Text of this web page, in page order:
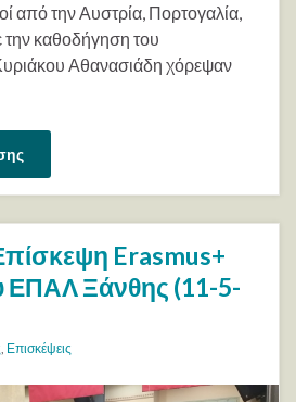
από την Αυστρία, Πορτογαλία,
την καθοδήγηση του
Αθανασιάδη χόρεψαν
Erasmus+
ΕΠΑΛ Ξάνθης (11-5-
, Επισκέψεις